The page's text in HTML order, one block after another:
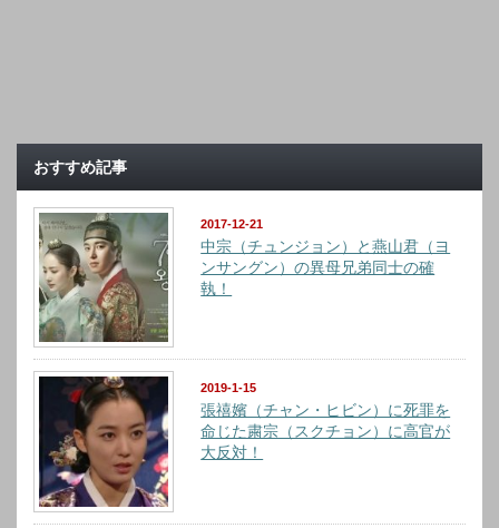
おすすめ記事
2017-12-21
中宗（チュンジョン）と燕山君（ヨ
ンサングン）の異母兄弟同士の確
執！
2019-1-15
張禧嬪（チャン・ヒビン）に死罪を
命じた粛宗（スクチョン）に高官が
大反対！